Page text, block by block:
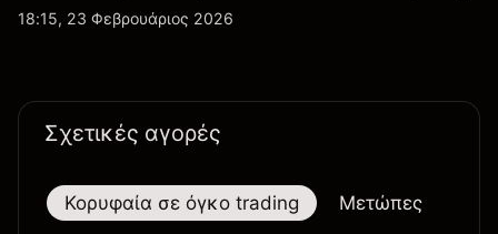
απόδοση κερδών, τα δεδομένα παραδόσεων και
18:15, 23 Φεβρουάριος 2026
Σχετικές αγορές
Κορυφαία σε όγκο trading Μετώπες